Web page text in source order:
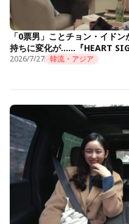
「0票男」ことチョン・イド
持ちに変化が……『HEART
2026/7/27 韓流・アジア